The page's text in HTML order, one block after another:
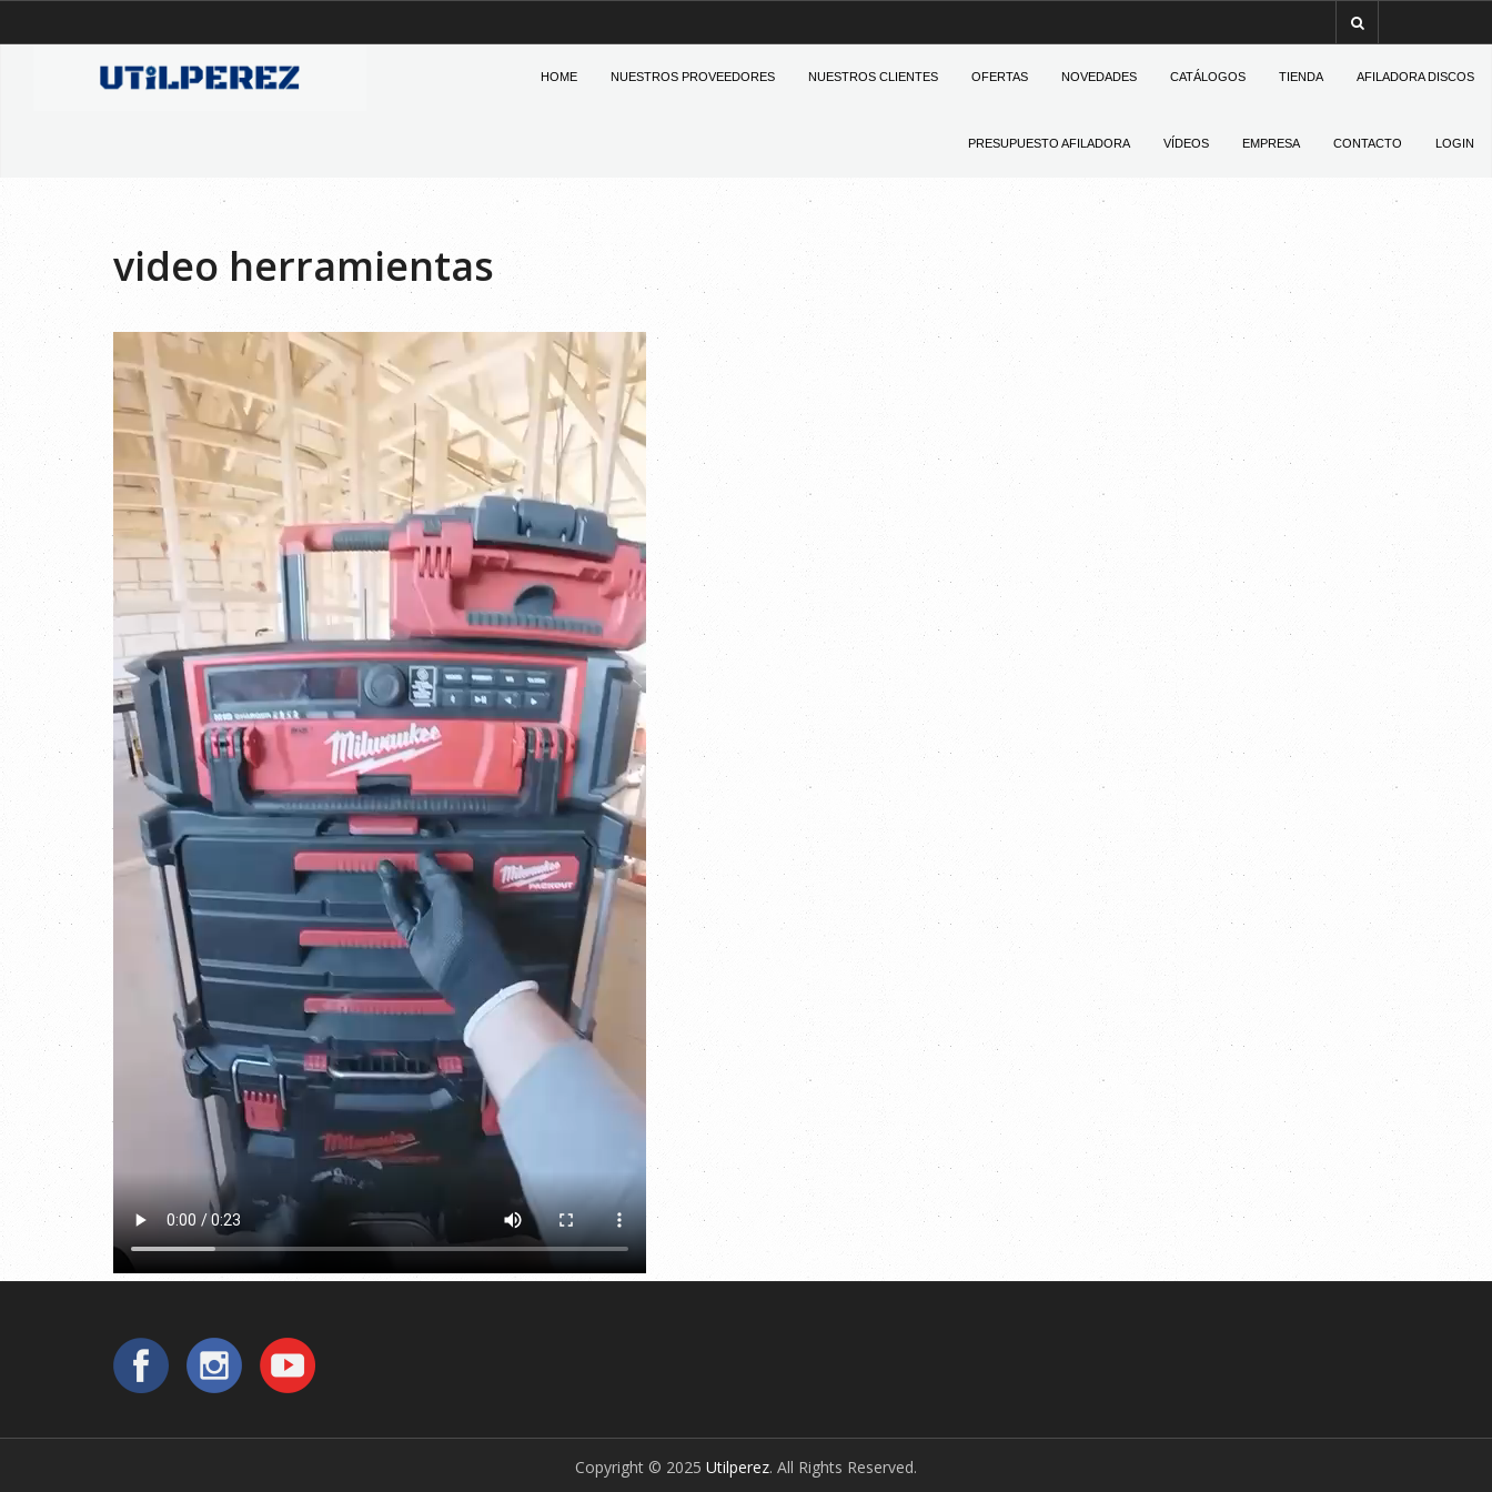
HOME NUESTROS PROVEEDORES NUESTROS CLIENTES OFERTAS NOVEDADES CATÁLOGOS TIENDA AFILADORA DISCOS
PRESUPUESTO AFILADORA VÍDEOS EMPRESA CONTACTO LOGIN
video herramientas
Copyright © 2025 Utilperez. All Rights Reserved.